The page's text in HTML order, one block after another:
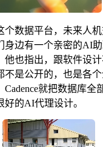
个数据平台，未来人
身边有一个亲密的AI
他也指出，跟软件设
不是公开的，也是各
就把数据库全
的AI代理设计。